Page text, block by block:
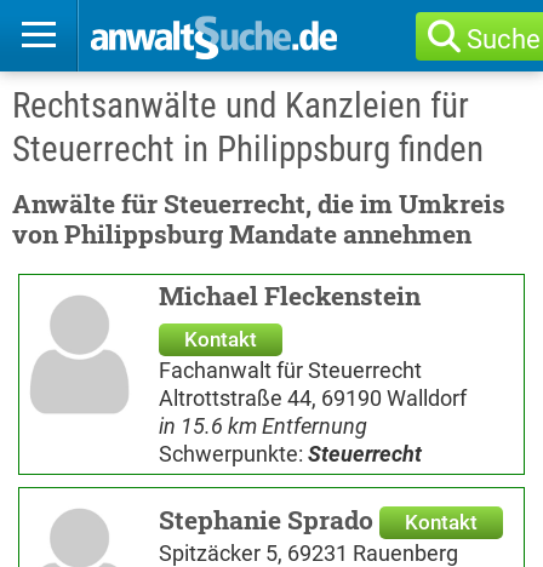
Suche
Rechtsanwälte und Kanzleien für
Steuerrecht in Philippsburg finden
Anwälte für Steuerrecht, die im Umkreis
von Philippsburg Mandate annehmen
Michael Fleckenstein
Kontakt
Fachanwalt für Steuerrecht
Altrottstraße 44, 69190 Walldorf
in 15.6 km Entfernung
Schwerpunkte: Steuerrecht
Stephanie Sprado Kontakt
Spitzäcker 5, 69231 Rauenberg